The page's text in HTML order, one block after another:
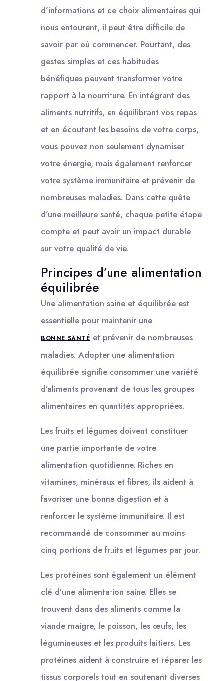
d’informations et de choix alimentaires qui
nous entourent, il peut être difficile de
savoir par où commencer. Pourtant, des
gestes simples et des habitudes
bénéfiques peuvent transformer votre
rapport à la nourriture. En intégrant des
aliments nutritifs, en équilibrant vos repas
et en écoutant les besoins de votre corps,
vous pouvez non seulement dynamiser
votre énergie, mais également renforcer
votre système immunitaire et prévenir de
nombreuses maladies. Dans cette quête
d’une meilleure santé, chaque petite étape
compte et peut avoir un impact durable
sur votre qualité de vie.
Principes d’une alimentation
équilibrée
Une alimentation saine et équilibrée est
essentielle pour maintenir une
BONNE SANTÉ et prévenir de nombreuses
maladies. Adopter une alimentation
équilibrée signifie consommer une variété
d’aliments provenant de tous les groupes
alimentaires en quantités appropriées.
Les fruits et légumes doivent constituer
une partie importante de votre
alimentation quotidienne. Riches en
vitamines, minéraux et fibres, ils aident à
favoriser une bonne digestion et à
renforcer le système immunitaire. Il est
recommandé de consommer au moins
cinq portions de fruits et légumes par jour.
Les protéines sont également un élément
clé d’une alimentation saine. Elles se
trouvent dans des aliments comme la
viande maigre, le poisson, les œufs, les
légumineuses et les produits laitiers. Les
protéines aident à construire et réparer les
tissus corporels tout en soutenant diverses